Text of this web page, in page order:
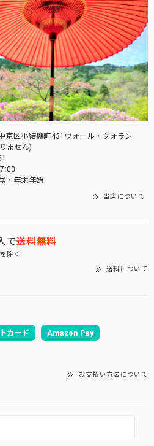
京区小結棚町431ヴォール・ヴォラン
ません)
・年末年始
当店について
で送料無料
除く
送料について
カード Amazon Pay
お支払い方法について